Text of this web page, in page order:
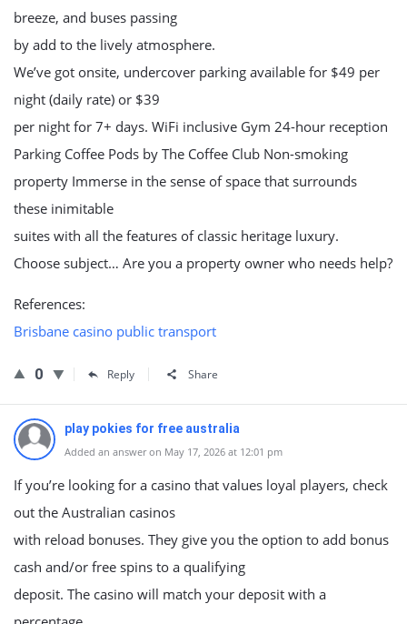
breeze, and buses passing
by add to the lively atmosphere.
We’ve got onsite, undercover parking available for $49 per
night (daily rate) or $39
per night for 7+ days. WiFi inclusive Gym 24-hour reception
Parking Coffee Pods by The Coffee Club Non-smoking
property Immerse in the sense of space that surrounds
these inimitable
suites with all the features of classic heritage luxury.
Choose subject… Are you a property owner who needs help?
References:
Brisbane casino public transport
0 Reply Share
play pokies for free australia
Added an answer on May 17, 2026 at 12:01 pm
If you’re looking for a casino that values loyal players, check
out the Australian casinos
with reload bonuses. They give you the option to add bonus
cash and/or free spins to a qualifying
deposit. The casino will match your deposit with a